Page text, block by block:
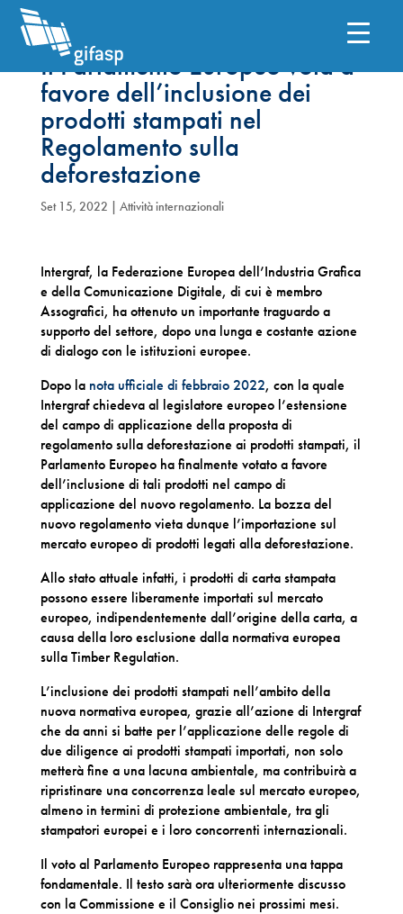
Il Parlamento Europeo vota a
favore dell’inclusione dei
prodotti stampati nel
Regolamento sulla
deforestazione
Set 15, 2022 | Attività internazionali
Intergraf, la Federazione Europea dell’Industria Grafica
e della Comunicazione Digitale, di cui è membro
Assografici, ha ottenuto un importante traguardo a
supporto del settore, dopo una lunga e costante azione
di dialogo con le istituzioni europee.
Dopo la nota ufficiale di febbraio 2022, con la quale
Intergraf chiedeva al legislatore europeo l’estensione
del campo di applicazione della proposta di
regolamento sulla deforestazione ai prodotti stampati, il
Parlamento Europeo ha finalmente votato a favore
dell’inclusione di tali prodotti nel campo di
applicazione del nuovo regolamento. La bozza del
nuovo regolamento vieta dunque l’importazione sul
mercato europeo di prodotti legati alla deforestazione.
Allo stato attuale infatti, i prodotti di carta stampata
possono essere liberamente importati sul mercato
europeo, indipendentemente dall’origine della carta, a
causa della loro esclusione dalla normativa europea
sulla Timber Regulation.
L’inclusione dei prodotti stampati nell’ambito della
nuova normativa europea, grazie all’azione di Intergraf
che da anni si batte per l’applicazione delle regole di
due diligence ai prodotti stampati importati, non solo
metterà fine a una lacuna ambientale, ma contribuirà a
ripristinare una concorrenza leale sul mercato europeo,
almeno in termini di protezione ambientale, tra gli
stampatori europei e i loro concorrenti internazionali.
Il voto al Parlamento Europeo rappresenta una tappa
fondamentale. Il testo sarà ora ulteriormente discusso
con la Commissione e il Consiglio nei prossimi mesi.